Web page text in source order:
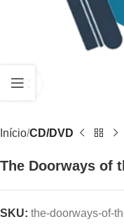
Início CD/DVD
The Doorways of
SKU: the-doorways-of-